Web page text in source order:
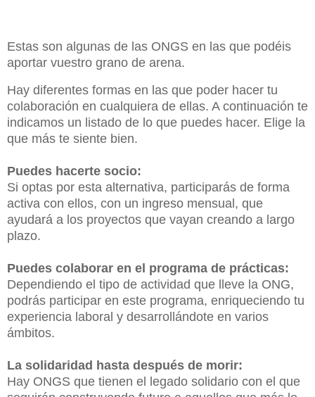
Estas son algunas de las ONGS en las que podéis
aportar vuestro grano de arena.
Hay diferentes formas en las que poder hacer tu
colaboración en cualquiera de ellas. A continuación te
indicamos un listado de lo que puedes hacer. Elige la
que más te siente bien.
Puedes hacerte socio:
Si optas por esta alternativa, participarás de forma
activa con ellos, con un ingreso mensual, que
ayudará a los proyectos que vayan creando a largo
plazo.
Puedes colaborar en el programa de prácticas:
Dependiendo el tipo de actividad que lleve la ONG,
podrás participar en este programa, enriqueciendo tu
experiencia laboral y desarrollándote en varios
ámbitos.
La solidaridad hasta después de morir:
Hay ONGS que tienen el legado solidario con el que